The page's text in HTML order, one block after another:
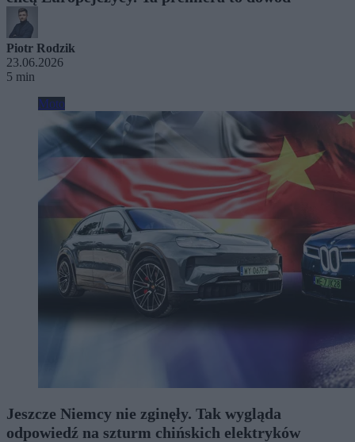
Piotr Rodzik
23.06.2026
5 min
Moto
Jeszcze Niemcy nie zginęły. Tak wygląda
odpowiedź na szturm chińskich elektryków